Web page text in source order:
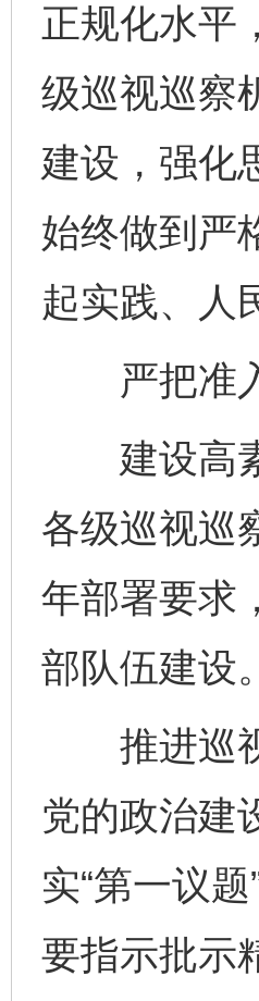
正规化水平
级巡视巡察
建设，强化
始终做到严
起实践、人
严把准入
建设高素
各级巡视巡
年部署要求
部队伍建设。
推进巡视
党的政治建
实“第一议
要指示批示